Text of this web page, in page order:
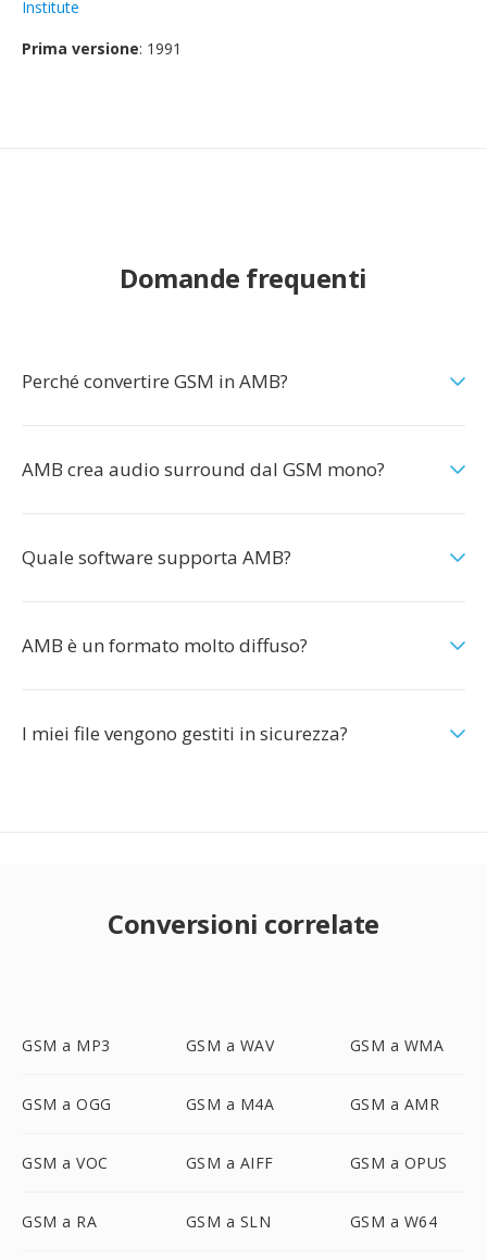
Institute
Prima versione: 1991
Domande frequenti
Perché convertire GSM in AMB?
AMB crea audio surround dal GSM mono?
Quale software supporta AMB?
AMB è un formato molto diffuso?
I miei file vengono gestiti in sicurezza?
Conversioni correlate
GSM a MP3 GSM a WAV GSM a WMA
GSM a OGG GSM a M4A GSM a AMR
GSM a VOC GSM a AIFF GSM a OPUS
GSM a RA GSM a SLN GSM a W64